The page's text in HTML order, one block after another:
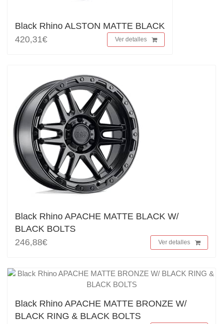
Black Rhino ALSTON MATTE BLACK
420,31€
Ver detalles
Black Rhino APACHE MATTE BLACK W/
BLACK BOLTS
246,88€
Ver detalles
Black Rhino APACHE MATTE BRONZE W/
BLACK RING & BLACK BOLTS